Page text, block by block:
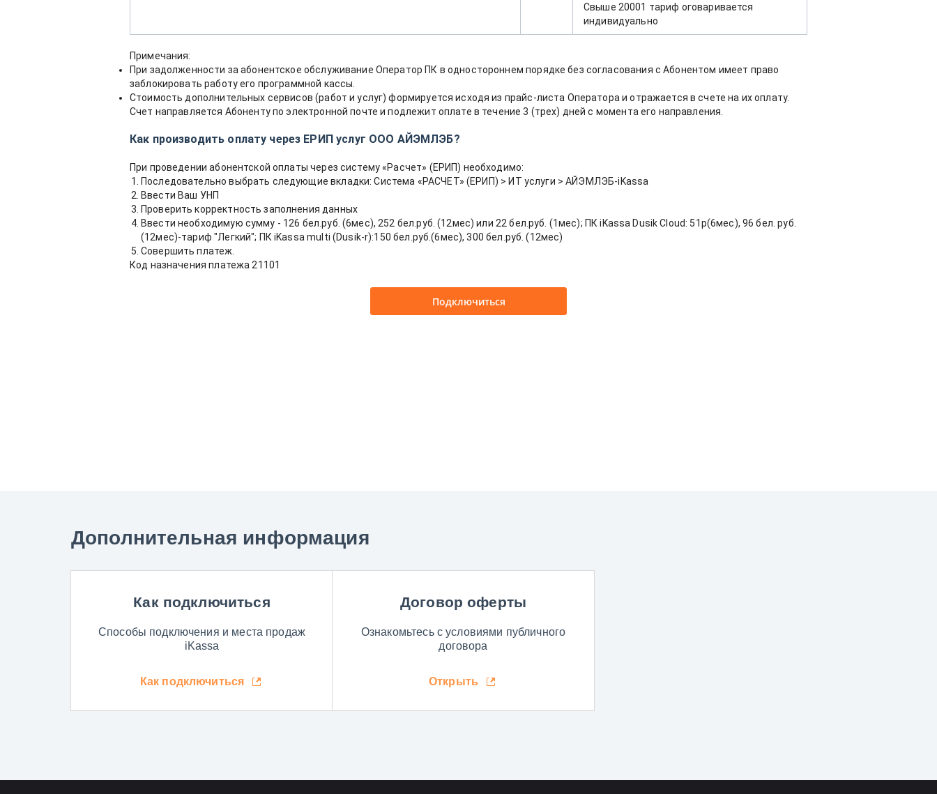
Свыше 20001 тариф оговаривается
индивидуально
Примечания:
При задолженности за абонентское обслуживание Оператор ПК в одностороннем порядке без согласования с Абонентом имеет право
заблокировать работу его программной кассы.
Стоимость дополнительных сервисов (работ и услуг) формируется исходя из прайс-листа Оператора и отражается в счете на их оплату.
Счет направляется Абоненту по электронной почте и подлежит оплате в течение 3 (трех) дней с момента его направления.
Как производить оплату через ЕРИП услуг ООО АЙЭМЛЭБ?
При проведении абонентской оплаты через систему «Расчет» (ЕРИП) необходимо:
Последовательно выбрать следующие вкладки: Система «РАСЧЕТ» (ЕРИП) > ИТ услуги > АЙЭМЛЭБ-iKassa
Ввести Ваш УНП
Проверить корректность заполнения данных
Ввести необходимую сумму - 126 бел.руб. (6мес), 252 бел.руб. (12мес) или 22 бел.руб. (1мес); ПК iKassa Dusik Cloud: 51р(6мес), 96 бел. руб.
(12мес)-тариф "Легкий"; ПК iKassa multi (Dusik-r):150 бел.руб.(6мес), 300 бел.руб. (12мес)
Совершить платеж.
Код назначения платежа 21101
Подключиться
Дополнительная информация
Как подключиться
Способы подключения и места продаж
iKassa
Как подключиться
Договор оферты
Ознакомьтесь с условиями публичного
договора
Открыть